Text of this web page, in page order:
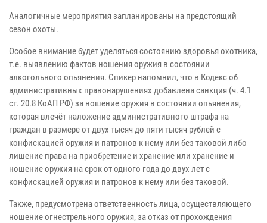
Аналогичные мероприятия запланированы на предстоящий
сезон охоты.
Особое внимание будет уделяться состоянию здоровья охотника,
т.е. выявлению фактов ношения оружия в состоянии
алкогольного опьянения. Спикер напомнил, что в Кодекс об
административных правонарушениях добавлена санкция (ч. 4.1
ст. 20.8 КоАП РФ) за ношение оружия в состоянии опьянения,
которая влечёт наложение административного штрафа на
граждан в размере от двух тысяч до пяти тысяч рублей с
конфискацией оружия и патронов к нему или без таковой либо
лишение права на приобретение и хранение или хранение и
ношение оружия на срок от одного года до двух лет с
конфискацией оружия и патронов к нему или без таковой.
Также, предусмотрена ответственность лица, осуществляющего
ношение огнестрельного оружия, за отказ от прохождения